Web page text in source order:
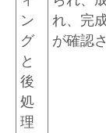
ン
グ
と
後
処
理
れ、完
が確認